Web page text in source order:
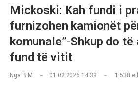
Mickoski: Kah fundi i
furnizohen kamionët
komunale”-Shkup do
fund të vitit
Nga B.M 01.02.2026 14:39 1,538 e